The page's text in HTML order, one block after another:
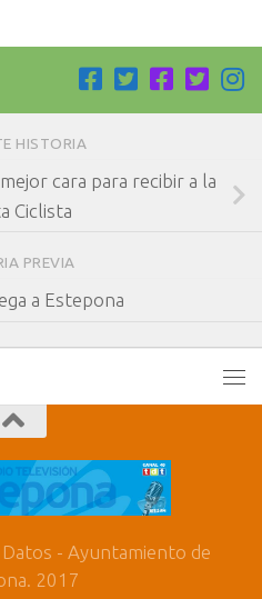
HISTORIA
cara para recibir a la
Ciclista
PREVIA
a Estepona
- Ayuntamiento de
2017